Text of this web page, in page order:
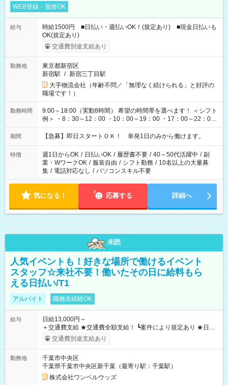
WEB登録・面接OK
給与
時給1500円 ■日払い・週払いOK！(規定あり) ■現金日払いも
OK(規定あり)
交通費別途支給あり
勤務地
東京都新宿区
新宿駅 / 新宿三丁目駅
大手物流会社（年齢不問／「無理なく続けられる」と好評の
職場です！）
勤務時間
9:00～18:00（実動8時間） 希望の時間帯を選べます！ ＜シフト
例＞ ・8：30～12：00 ・10：00～19：00 ・17：00～22：00
・13：00～22：00 ・22：00～翌6：00 など
期間 【急募】即日スタートＯＫ！ 単発1日のみから働けます。
特徴 週1日からOK / 日払いOK / 履歴書不要 / 40～50代活躍中 / 副
業・WワークOK / 服装自由 / シフト勤務 / 10名以上の大量募
集 / 電話対応なし / パソコンスキル不要
気になる！ 応募する 詳細へ
未読
人気イベントも！好きな場所で働けるイベント
スタッフ☆来社不要！働いたその日に給料もら
える日払い/T1
アルバイト 職種未経験OK
給与
日給13,000円～
＋交通費支給 ★交通費全額支給！ ┗案件により規定あり ★日払
いOK！（規定あり） ┗働いたその日に現金GET♪ お仕事後はコ
ンビニATMから 日払い分を引き落とせます！ 【試用期間】試
交通費別途支給あり
勤務地
千葉市中央区
千葉県千葉市中央区新千葉（最寄り駅：千葉駅）
株式会社ワンベルウッズ